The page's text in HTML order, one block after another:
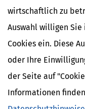
wirtschaftlich zu
Auswahl willigen
Cookies ein. Diese
oder Ihre
der Seite auf
Informationen
Steuertipps
Steuertipps
Ja, ich möchte die
Datenschutzhinweise
Meine Einwilligung
Abbestellung des